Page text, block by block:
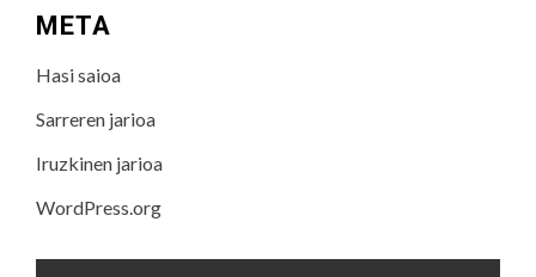
META
Hasi saioa
Sarreren jarioa
Iruzkinen jarioa
WordPress.org